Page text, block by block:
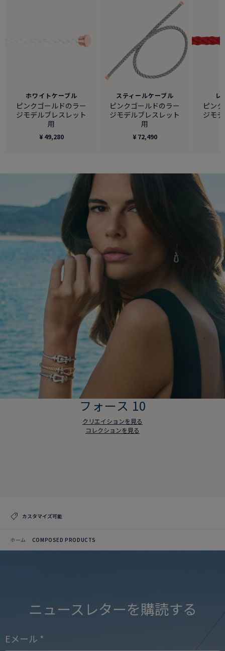
ホワイトケーブル
ピンクゴールドのラー
ジモデルブレスレット
用
¥ 49,280
スティールケーブル
ピンクゴールドのラー
ジモデルブレスレット
用
¥ 72,490
レ
ピン
ジモ
フォース 10
クリエイションを見る
コレクションを見る
カスタマイズ可能
ホーム COMPOSED PRODUCTS
ニュースレターを購読する